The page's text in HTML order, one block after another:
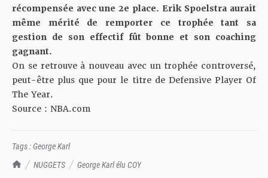
TrashTalk Actu NBA
NUGGETS George Karl élu COY
récompensée avec une 2e place. Erik Spoelstra aurait
même mérité de remporter ce trophée tant sa
gestion de son effectif fût bonne et son coaching
gagnant.
On se retrouve à nouveau avec un trophée controversé,
peut-être plus que pour le titre de Defensive Player Of
The Year.
Source : NBA.com
Tags :George Karl